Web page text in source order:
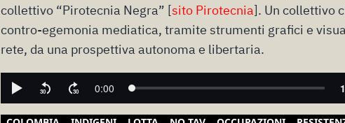
collettivo “Pirotecnia Negra” [sito Pirotecnia]. Un collettivo
contro-egemonia mediatica, tramite strumenti grafici e
rete, da una prospettiva autonoma e libertaria.